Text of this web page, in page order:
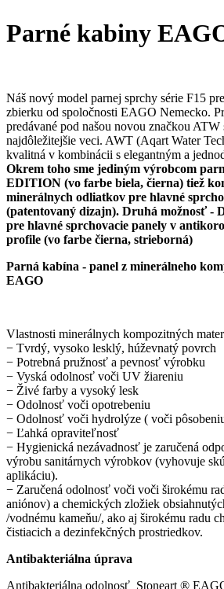
Parné kabiny
Náš nový model parnej sprchy série F15
zbierku od spoločnosti EAGO Nemecko.
predávané pod našou novou značkou ATW
najdôležitejšie veci. AWT (Aqart Water
kvalitná v kombinácii s elegantným a
Okrem toho sme jediným výrobcom
EDITION (vo farbe biela, čierna) tiež
minerálnych odliatkov pre hlavné
(patentovaný dizajn). Druhá možnosť
pre hlavné sprchovacie panely v
profile (vo farbe čierna, strieborná)
Parná kabína - panel z minerálneho
EAGO
Vlastnosti minerálnych kompozitných
− Tvrdý, vysoko lesklý, húževnatý povrch
− Potrebná pružnosť a pevnosť výrobku
− Vyská odolnosť voči UV žiareniu
− Živé farby a vysoký lesk
− Odolnosť voči opotrebeniu
− Odolnosť voči hydrolýze ( voči
− Ľahká opraviteľnosť
− Hygienická nezávadnosť je zaručená
výrobu sanitárnych výrobkov (vyhovuje
aplikáciu).
− Zaručená odolnosť voči voči širokému
aniónov) a chemických zložiek
/vodnému kameňu/, ako aj širokému radu
čistiacich a dezinfekčných prostriedkov.
Antibakteriálna úprava
Antibakteriálna odolnosť Stoneart ®